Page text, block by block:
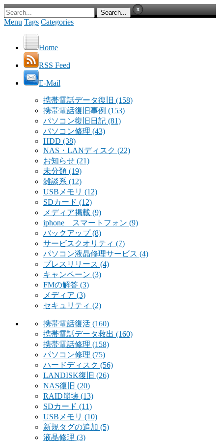
Menu Tags Categories
Home
RSS Feed
E-Mail
携帯電話データ復旧 (158)
携帯電話復旧事例 (153)
パソコン復旧日記 (81)
パソコン修理 (43)
HDD (38)
NAS・LANディスク (22)
お知らせ (21)
未分類 (19)
雑談系 (12)
USBメモリ (12)
SDカード (12)
メディア掲載 (9)
iphone スマートフォン (9)
バックアップ(8)
サービスクオリティ (7)
パソコン液晶修理サービス (4)
プレスリリース (4)
キャンペーン (3)
FMの解答 (3)
メディア (3)
セキュリティ (2)
携帯電話復活 (160)
携帯電話データ救出 (160)
携帯電話修理 (158)
パソコン修理 (75)
ハードディスク (56)
LANDISK復旧 (26)
NAS復旧 (20)
RAID崩壊 (13)
SDカード (11)
USBメモリ (10)
新規タグの追加 (5)
液晶修理 (3)